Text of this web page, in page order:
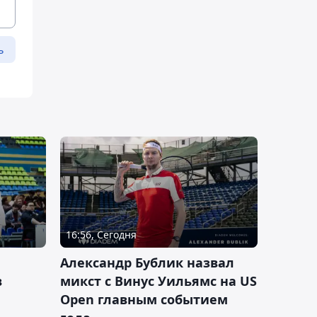
16:56, Сегодня
Александр Бублик назвал
микст с Винус Уильямс на US
Open главным событием